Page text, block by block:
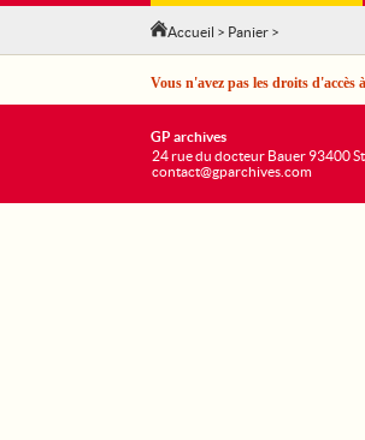
Accueil > Panier >
Vous n'avez pas les droits d'accès
GP archives
24 rue du docteur Bauer 93400
contact@gparchives.com